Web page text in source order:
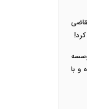
متقاضی
و با